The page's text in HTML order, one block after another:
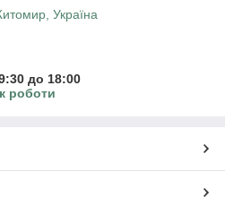
Україна
до 18:00
роботи